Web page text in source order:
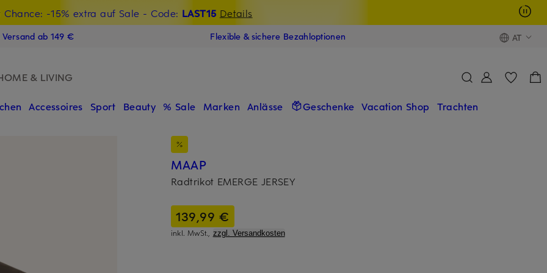
Chance: -15% extra auf Sale - Code: LAST15 Details
Willkommensgutschein mit Beyond sichern
ab 149 € Flexible & sichere Bezahloptionen AT
& LIVING
Accessoires Sport Beauty % Sale Marken Anlässe Geschenke Vacation Shop Trachten
MAAP
Radtrikot EMERGE JERSEY
139,99 €
inkl. MwSt., zzgl. Versandkosten